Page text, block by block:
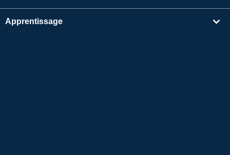
Apprentissage